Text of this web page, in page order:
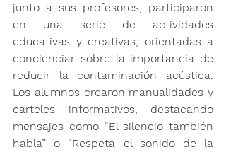
junto a sus profesores, participaron
en una serie de actividades
educativas y creativas, orientadas a
concienciar sobre la importancia de
reducir la contaminación acústica.
Los alumnos crearon manualidades y
carteles informativos, destacando
mensajes como “El silencio también
habla” o “Respeta el sonido de la